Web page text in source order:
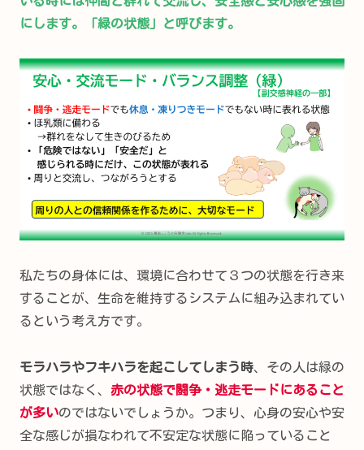
にします。「緑の状態」と呼びます。
私たちの身体には、環境に合わせて３つの状態を行き来
することが、生命を維持するシステムに組み込まれてい
るという考え方です。
モラハラやフキハラを起こしてしまう時、その人は緑の
状態ではなく、 赤の状態で闘争・逃走モードにあること
が多いのではないでしょうか。つまり、心身の安心や安
全な感じが損なわれて不安定な状態に陥っていること